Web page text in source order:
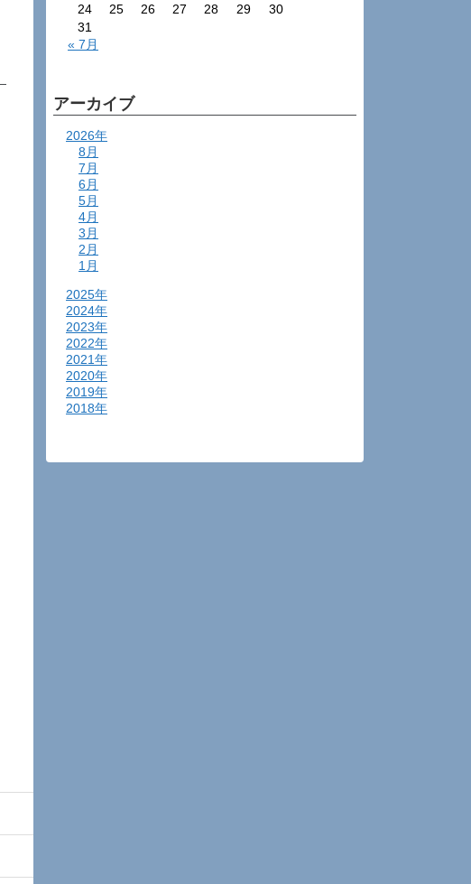
24
25 26 27 28 29
30
31
« 7月
アーカイブ
2026年
8月
7月
6月
5月
4月
3月
2月
1月
2025年
2024年
2023年
2022年
2021年
2020年
2019年
2018年